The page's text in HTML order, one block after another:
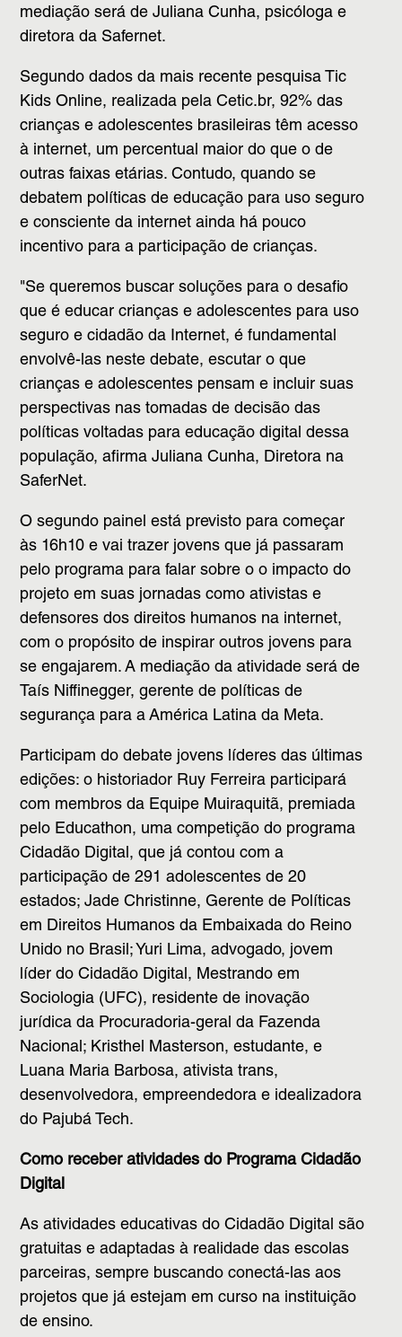
mediação será de Juliana Cunha, psicóloga e
diretora da Safernet.
Segundo dados da mais recente pesquisa Tic
Kids Online, realizada pela Cetic.br, 92% das
crianças e adolescentes brasileiras têm acesso
à internet, um percentual maior do que o de
outras faixas etárias. Contudo, quando se
debatem políticas de educação para uso seguro
e consciente da internet ainda há pouco
incentivo para a participação de crianças.
"Se queremos buscar soluções para o desafio
que é educar crianças e adolescentes para uso
seguro e cidadão da Internet, é fundamental
envolvê-las neste debate, escutar o que
crianças e adolescentes pensam e incluir suas
perspectivas nas tomadas de decisão das
políticas voltadas para educação digital dessa
população, afirma Juliana Cunha, Diretora na
SaferNet.
O segundo painel está previsto para começar
às 16h10 e vai trazer jovens que já passaram
pelo programa para falar sobre o o impacto do
projeto em suas jornadas como ativistas e
defensores dos direitos humanos na internet,
com o propósito de inspirar outros jovens para
se engajarem. A mediação da atividade será de
Taís Niffinegger, gerente de políticas de
segurança para a América Latina da Meta.
Participam do debate jovens líderes das últimas
edições: o historiador Ruy Ferreira participará
com membros da Equipe Muiraquitã, premiada
pelo Educathon, uma competição do programa
Cidadão Digital, que já contou com a
participação de 291 adolescentes de 20
estados; Jade Christinne, Gerente de Políticas
em Direitos Humanos da Embaixada do Reino
Unido no Brasil; Yuri Lima, advogado, jovem
líder do Cidadão Digital, Mestrando em
Sociologia (UFC), residente de inovação
jurídica da Procuradoria-geral da Fazenda
Nacional; Kristhel Masterson, estudante, e
Luana Maria Barbosa, ativista trans,
desenvolvedora, empreendedora e idealizadora
do Pajubá Tech.
Como receber atividades do Programa Cidadão
Digital
As atividades educativas do Cidadão Digital são
gratuitas e adaptadas à realidade das escolas
parceiras, sempre buscando conectá-las aos
projetos que já estejam em curso na instituição
de ensino.